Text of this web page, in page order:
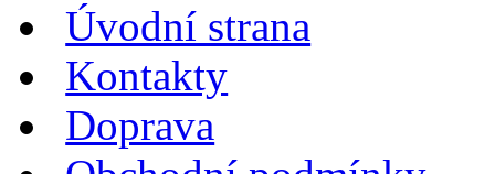
Úvodní strana
Kontakty
Doprava